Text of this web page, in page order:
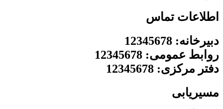
اطلاعات تماس
دبیرخانه: 12345678
روابط عمومی: 12345678
دفتر مرکزی: 12345678
مسیریابی